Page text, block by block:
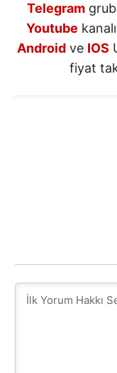
Telegram
Youtube
Androidve IOS
fiyat